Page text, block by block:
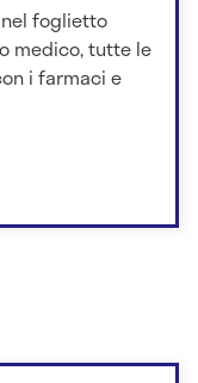
foglietto
medico, tutte le
i farmaci e